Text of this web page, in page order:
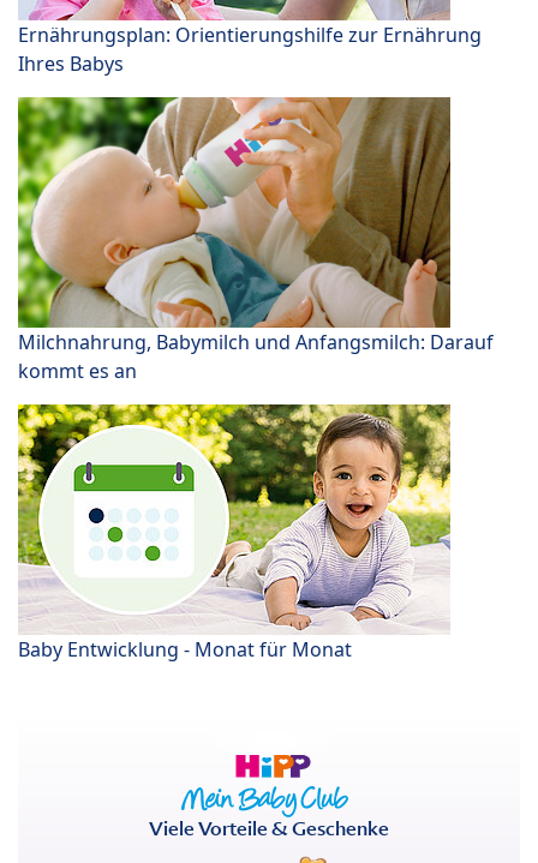
Ernährungsplan: Orientierungshilfe zur Ernährung
Ihres Babys
Milchnahrung, Babymilch und Anfangsmilch: Darauf
kommt es an
Baby Entwicklung - Monat für Monat
Viele Vorteile & Geschenke